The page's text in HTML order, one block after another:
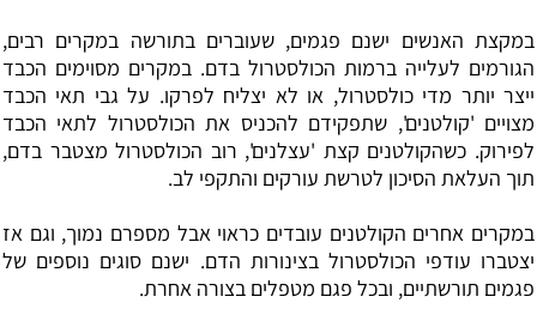
במקצת האנשים ישנם פגמים, שעוברים בתורשה במקרים רבים,
הגורמים לעלייה ברמות הכולסטרול בדם. במקרים מסוימים הכבד
ייצר יותר מדי כולסטרול, או לא יצליח לפרקו. על גבי תאי הכבד
מצויים 'קולטנים', שתפקידם להכניס את הכולסטרול לתאי הכבד
לפירוק. כשהקולטנים קצת 'עצלנים', רוב הכולסטרול מצטבר בדם,
תוך העלאת הסיכון לטרשת עורקים והתקפי לב.
במקרים אחרים הקולטנים עובדים כראוי אבל מספרם נמוך, וגם אז
יצטברו עודפי הכולסטרול בצינורות הדם. ישנם סוגים נוספים של
פגמים תורשתיים, ובכל פגם מטפלים בצורה אחרת.